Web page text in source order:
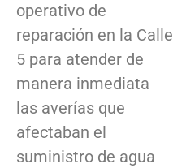
operativo de
reparación en la Calle
5 para atender de
manera inmediata
las averías que
afectaban el
suministro de agua